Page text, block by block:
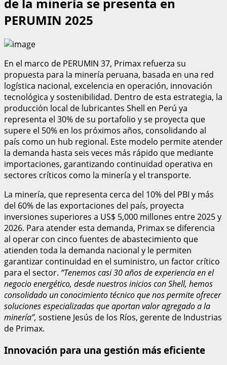
PERUMIN 2025
En el marco de PERUMIN 37, Primax refuerza su
propuesta para la minería peruana, basada en una red
logística nacional, excelencia en operación, innovación
tecnológica y sostenibilidad. Dentro de esta estrategia, la
producción local de lubricantes Shell en Perú ya
representa el 30% de su portafolio y se proyecta que
supere el 50% en los próximos años, consolidando al
país como un hub regional. Este modelo permite atender
la demanda hasta seis veces más rápido que mediante
importaciones, garantizando continuidad operativa en
sectores críticos como la minería y el transporte.
La minería, que representa cerca del 10% del PBI y más
del 60% de las exportaciones del país, proyecta
inversiones superiores a US$ 5,000 millones entre 2025 y
2026. Para atender esta demanda, Primax se diferencia
al operar con cinco fuentes de abastecimiento que
atienden toda la demanda nacional y le permiten
garantizar continuidad en el suministro, un factor crítico
para el sector. “Tenemos casi 30 años de experiencia en el
negocio energético, desde nuestros inicios con Shell, hemos
consolidado un conocimiento técnico que nos permite ofrecer
soluciones especializadas que aportan valor agregado a la
minería”, sostiene Jesús de los Ríos, gerente de Industrias
de Primax.
Innovación para una gestión más eficiente